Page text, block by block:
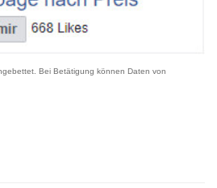
Bei Betätigung können Daten von